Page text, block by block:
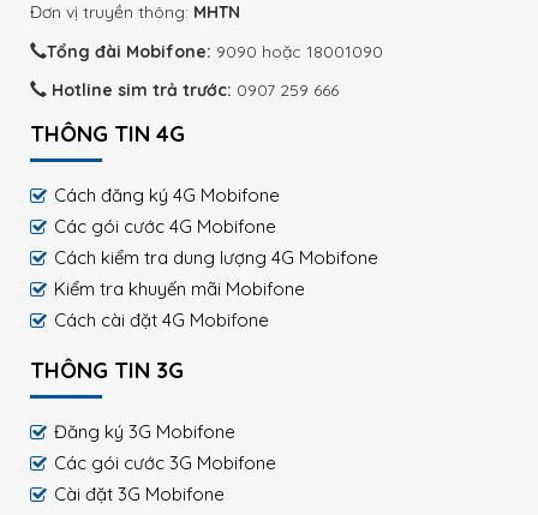
Đơn vị truyền thông: MHTN
Tổng đài Mobifone: 9090 hoặc 18001090
Hotline sim trả trước: 0907 259 666
THÔNG TIN 4G
Cách đăng ký 4G Mobifone
Các gói cước 4G Mobifone
Cách kiểm tra dung lượng 4G Mobifone
Kiểm tra khuyến mãi Mobifone
Cách cài đặt 4G Mobifone
THÔNG TIN 3G
Đăng ký 3G Mobifone
Các gói cước 3G Mobifone
Cài đặt 3G Mobifone